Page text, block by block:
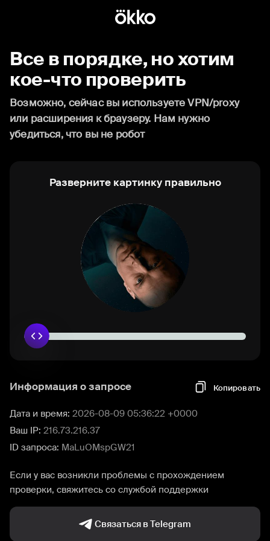
Все в порядке, но хотим
кое-что проверить
Возможно, сейчас вы используете VPN/proxy
или расширения к браузеру. Нам нужно
убедиться, что вы не робот
Разверните картинку правильно
Информация о запросе Копировать
Дата и время: 2026-08-09 05:36:22 +0000
Ваш IP: 216.73.216.37
ID запроса: MaLuOMspGW21
Если у вас возникли проблемы с прохождением
проверки, свяжитесь со службой поддержки
Связаться в Telegram